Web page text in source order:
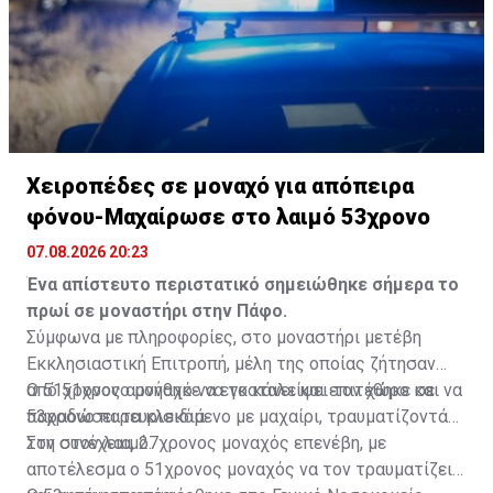
υπόλοιπα παράλια και στους 30 βαθμούς στα
ψηλότερα ορεινά.
Χειροπέδες σε μοναχό για απόπειρα
φόνου-Μαχαίρωσε στο λαιμό 53χρονο
07.08.2026 20:23
Ένα απίστευτο περιστατικό σημειώθηκε σήμερα το
πρωί σε μοναστήρι στην Πάφο.
Σύμφωνα με πληροφορίες, στο μοναστήρι μετέβη
Εκκλησιαστική Επιτροπή, μέλη της οποίας ζήτησαν
από 51χρονο μοναχό να εγκαταλείψει τον χώρο και να
παραδώσει τα κλειδιά.
Ο 51χρονος αρνήθηκε να το κάνει και επιτέθηκε σε
53χρονο παρευρισκόμενο με μαχαίρι, τραυματίζοντάς
τον στον λαιμό.
Στη συνέχεια, 27χρονος μοναχός επενέβη, με
αποτέλεσμα ο 51χρονος μοναχός να τον τραυματίζει